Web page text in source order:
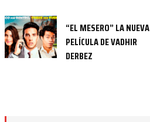
“EL MESERO” LA NUEVA
PELÍCULA DE VADHIR
DERBEZ